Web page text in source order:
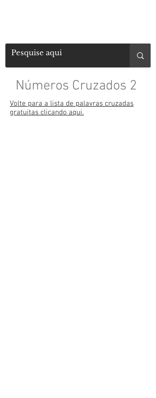
Números Cruzados 2
Volte para a lista de palavras cruzadas
gratuitas clicando aqui.